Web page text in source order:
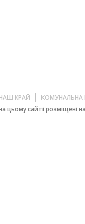
КРАЙ
КОМУНАЛЬНА
цьому сайті розміщені